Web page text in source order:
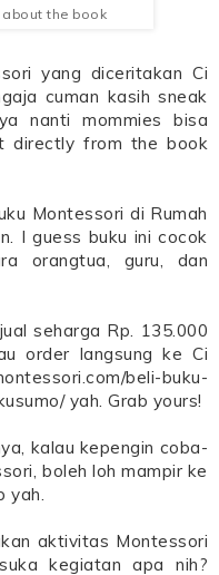
the book
yang diceritakan Ci
cuman kasih sneak
nanti mommies bisa
directly from the book
Montessori di Rumah
I guess buku ini cocok
orangtua, guru, dan
seharga Rp. 135.000
order langsung ke Ci
beli-buku-
yah. Grab yours!
kalau kepengin coba-
boleh loh mampir ke
yah.
aktivitas Montessori
kegiatan apa nih?